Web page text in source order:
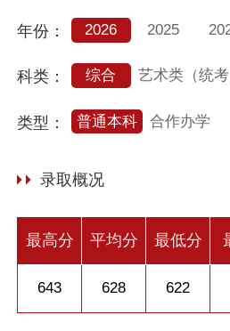
年份： 2026 2025
科类： 综合 艺术类（统考
类型： 普通本科 合作办学
录取概况
最高分 平均分 最低分
643 628 622